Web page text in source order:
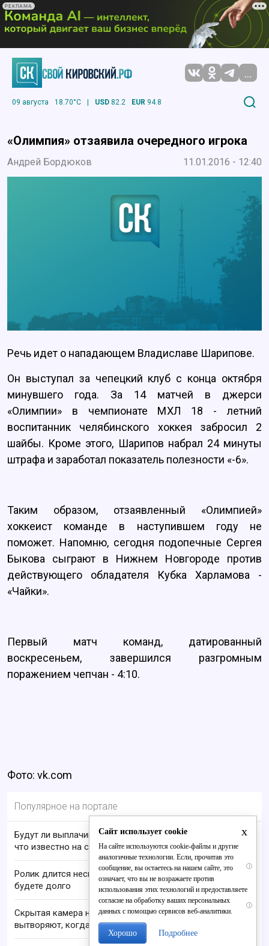
РЕКЛАМА
...
09 августа 18.70°C | USD 82.2 EUR 94.8
«Олимпия» отзаявила очередного игрока
Андрей Бордюков 11.01.2016 - 12:40
Речь идет о нападающем Владиславе Шарипове.
Он выступал за чепецкий клуб с конца октября
минувшего года. За 14 матчей в джерси
«Олимпии» в чемпионате МХЛ 18 - летний
воспитанник челябинского хоккея забросил 2
шайбы. Кроме этого, Шарипов набрал 24 минуты
штрафа и заработал показатель полезности «-6».
Таким образом, отзаявленный «Олимпией»
хоккеист команде в наступившем году не
поможет. Напомню, сегодня подопечные Сергея
Быкова сыграют в Нижнем Новгороде против
действующего обладателя Кубка Харламова -
«Чайки».
Первый матч команд, датированный
воскресеньем, завершился разгромным
поражением чепчан - 4:10.
Фото: vk.com
Популярное на портале
Будут ли выплачивать 13-ю пенсию в 2026 году:
что известно на сегодня
i
Ролик длится несколько секунд, а смеяться вы
будете долго
i
Скрытая камера на пляже Крыма: Что люди
вытворяют, когда их не видят...
x
Сайт использует cookie
На сайте используются cookie-файлы и другие
аналогичные технологии. Если, прочитав это
сообщение, вы остаетесь на нашем сайте, это
означает, что вы не возражаете против
использования этих технологий и предоставляете
согласие на обработку ваших персональных
данных с помощью сервисов веб-аналитики.
Хорошо Подробнее